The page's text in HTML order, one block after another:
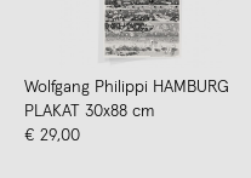
Wolfgang Philippi HAMBURG
PLAKAT 30x88 cm
€ 29,00